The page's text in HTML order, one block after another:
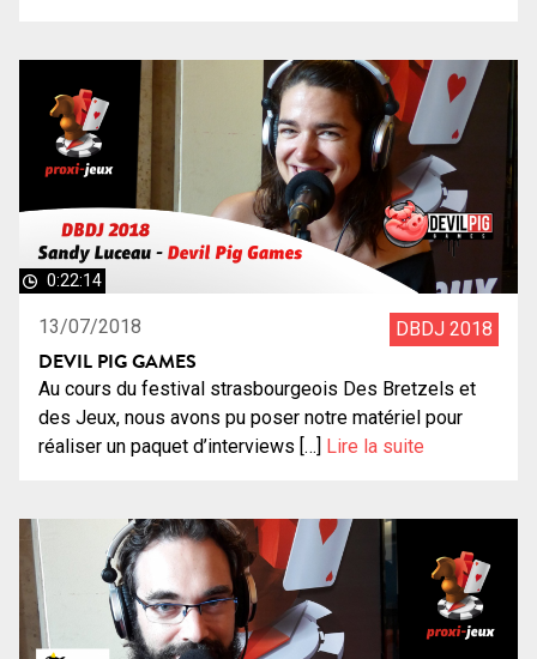
0:22:14
13/07/2018 DBDJ 2018
DEVIL PIG GAMES
Au cours du festival strasbourgeois Des Bretzels et
des Jeux, nous avons pu poser notre matériel pour
réaliser un paquet d’interviews […] Lire la suite